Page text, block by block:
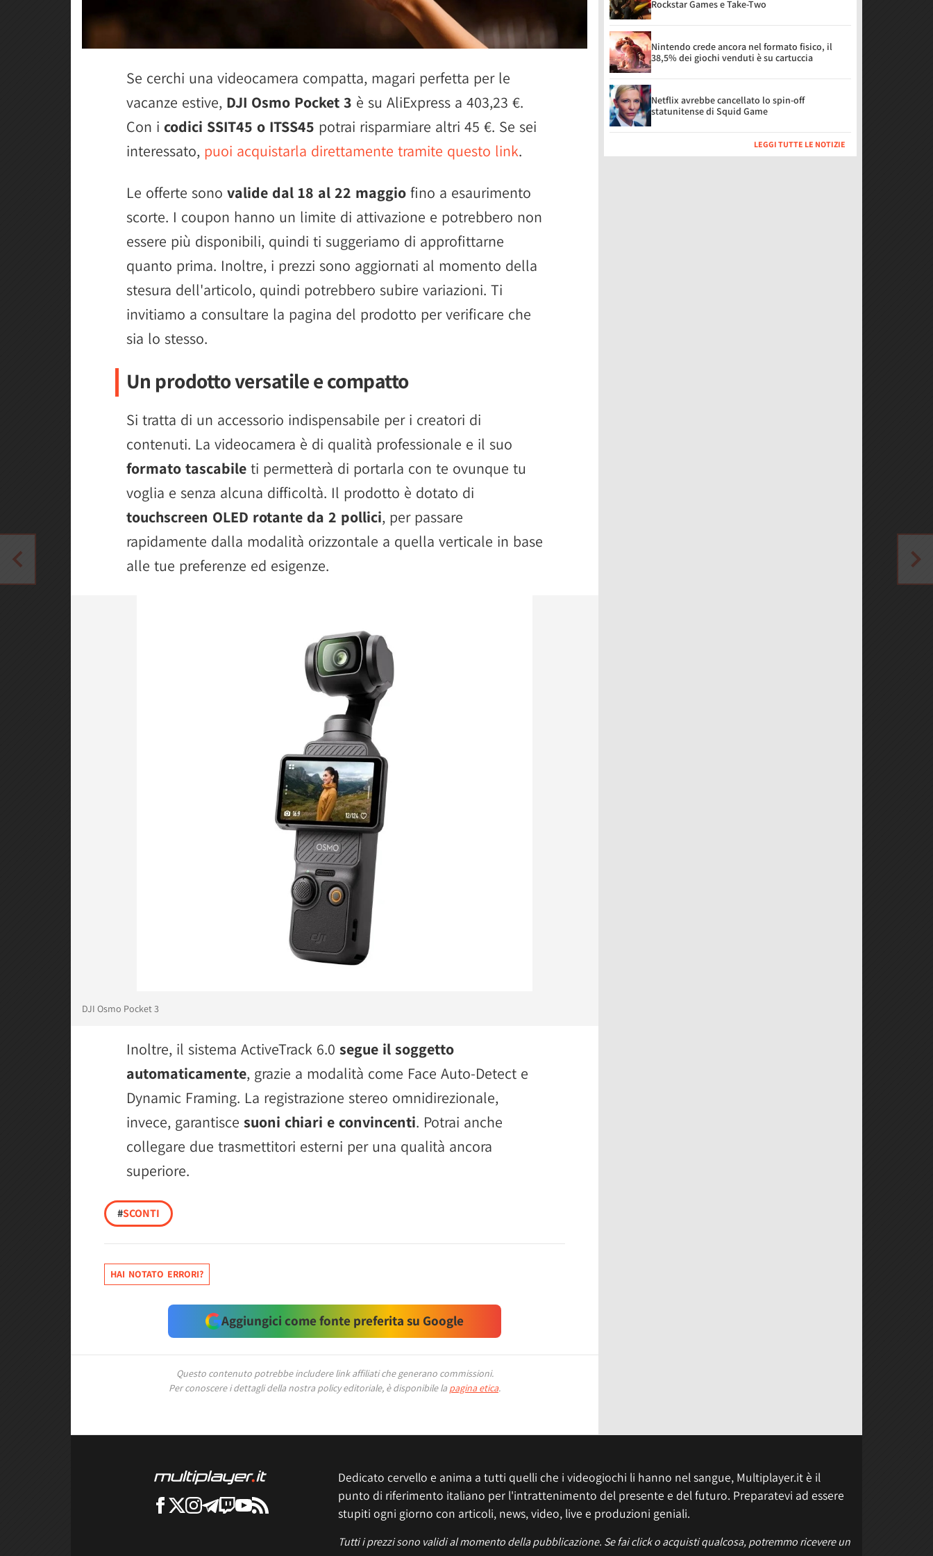
Se cerchi una videocamera compatta, magari perfetta per le
vacanze estive, DJI Osmo Pocket 3 è su AliExpress a 403,23 €.
Con i codici SSIT45 o ITSS45 potrai risparmiare altri 45 €. Se sei
interessato, puoi acquistarla direttamente tramite questo link.
Le offerte sono valide dal 18 al 22 maggio fino a esaurimento
scorte. I coupon hanno un limite di attivazione e potrebbero non
essere più disponibili, quindi ti suggeriamo di approfittarne
quanto prima. Inoltre, i prezzi sono aggiornati al momento della
stesura dell'articolo, quindi potrebbero subire variazioni. Ti
invitiamo a consultare la pagina del prodotto per verificare che
sia lo stesso.
Un prodotto versatile e compatto
Si tratta di un accessorio indispensabile per i creatori di
contenuti. La videocamera è di qualità professionale e il suo
formato tascabile ti permetterà di portarla con te ovunque tu
voglia e senza alcuna difficoltà. Il prodotto è dotato di
touchscreen OLED rotante da 2 pollici, per passare
rapidamente dalla modalità orizzontale a quella verticale in base
alle tue preferenze ed esigenze.
DJI Osmo Pocket 3
Inoltre, il sistema ActiveTrack 6.0 segue il soggetto
automaticamente, grazie a modalità come Face Auto-Detect e
Dynamic Framing. La registrazione stereo omnidirezionale,
invece, garantisce suoni chiari e convincenti. Potrai anche
collegare due trasmettitori esterni per una qualità ancora
superiore.
#SCONTI
HAI NOTATO ERRORI?
Aggiungici come fonte preferita su Google
Questo contenuto potrebbe includere link affiliati che generano commissioni.
Per conoscere i dettagli della nostra policy editoriale, è disponibile la pagina etica.
Rockstar Games e Take-Two
Nintendo crede ancora nel formato fisico, il
38,5% dei giochi venduti è su cartuccia
Netflix avrebbe cancellato lo spin-off
statunitense di Squid Game
LEGGI TUTTE LE NOTIZIE
Dedicato cervello e anima a tutti quelli che i videogiochi li hanno nel sangue, Multiplayer.it è il
punto di riferimento italiano per l'intrattenimento del presente e del futuro. Preparatevi ad essere
stupiti ogni giorno con articoli, news, video, live e produzioni geniali.
Tutti i prezzi sono validi al momento della pubblicazione. Se fai click o acquisti qualcosa, potremmo ricevere un